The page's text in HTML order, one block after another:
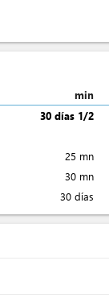
min
30 días 1/2
25 mn
30 mn
30 días